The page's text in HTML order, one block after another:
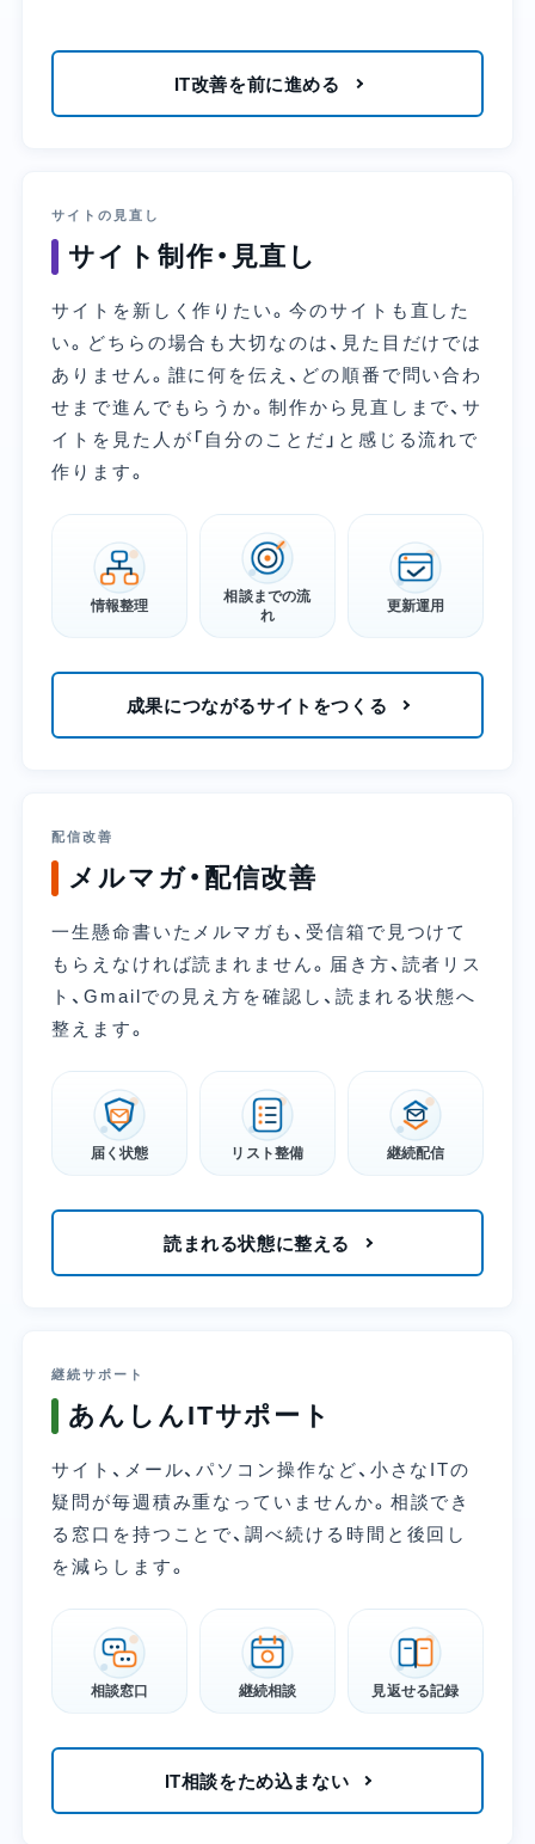
IT改善を前に進める
サイトの見直し
サイト制作・見直し
サイトを新しく作りたい。今のサイトも直した
い。どちらの場合も大切なのは、見た目だけでは
ありません。誰に何を伝え、どの順番で問い合わ
せまで進んでもらうか。制作から見直しまで、サ
イトを見た人が「自分のことだ」と感じる流れで
作ります。
情報整理
相談までの流
れ
更新運用
成果につながるサイトをつくる
配信改善
メルマガ・配信改善
一生懸命書いたメルマガも、受信箱で見つけて
もらえなければ読まれません。届き方、読者リス
ト、Gmailでの見え方を確認し、読まれる状態へ
整えます。
届く状態 リスト整備 継続配信
読まれる状態に整える
継続サポート
あんしんITサポート
サイト、メール、パソコン操作など、小さなITの
疑問が毎週積み重なっていませんか。相談でき
る窓口を持つことで、調べ続ける時間と後回し
を減らします。
相談窓口 継続相談 見返せる記録
IT相談をため込まない